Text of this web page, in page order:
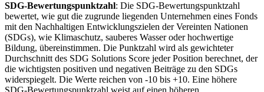
SDG-Bewertungspunktzahl: Die SDG-Bewertungspunktzahl
bewertet, wie gut die zugrunde liegenden Unternehmen eines Fonds
mit den Nachhaltigen Entwicklungszielen der Vereinten Nationen
(SDGs), wie Klimaschutz, sauberes Wasser oder hochwertige
Bildung, übereinstimmen. Die Punktzahl wird als gewichteter
Durchschnitt des SDG Solutions Score jeder Position berechnet, der
die wichtigsten positiven und negativen Beiträge zu den SDGs
widerspiegelt. Die Werte reichen von -10 bis +10. Eine höhere